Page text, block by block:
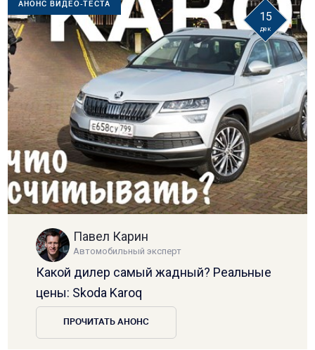
АНОНС ВИДЕО-ТЕСТА
15
дек
Павел Карин
Автомобильный эксперт
Какой дилер самый жадный? Реальные
цены: Skoda Karoq
ПРОЧИТАТЬ АНОНС